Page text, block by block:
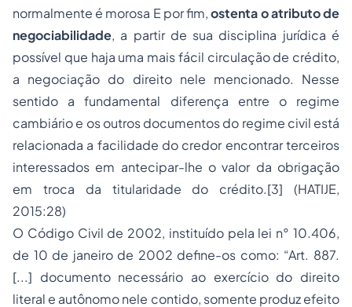
normalmente é morosa E por fim,ostenta o atributo de
negociabilidade, a partir de sua disciplina jurídica é
possível que haja uma mais fácil circulação de crédito,
a negociação do direito nele mencionado. Nesse
sentido a fundamental diferença entre o regime
cambiário e os outros documentos do regime civil está
relacionada a facilidade do credor encontrar terceiros
interessados em antecipar-lhe o valor da obrigação
em troca da titularidade do crédito.[3] (HATIJE,
2015:28)
O Código Civil de 2002, instituído pela lei n° 10.406,
de 10 de janeiro de 2002 define-os como: “Art. 887.
[...] documento necessário ao exercício do direito
literal e autônomo nele contido, somente produz efeito